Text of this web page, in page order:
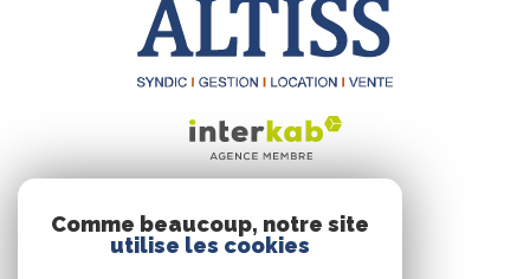
ALTISS
11 RUE DE LA PAIX
Comme beaucoup, notre site
utilise les cookies